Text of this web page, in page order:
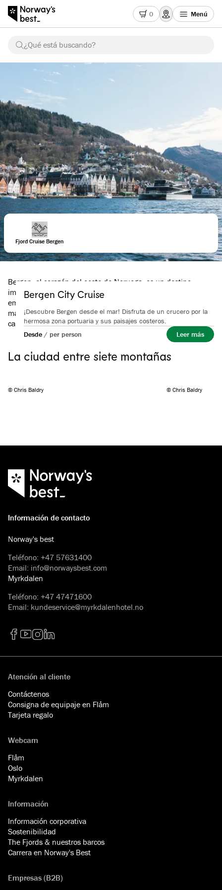
0 Menú
¿Qué está buscando?
Fjord Cruise Bergen
Bergen, el corazón del oeste de Noruega, es un destino
imprescindible cuando se viaja por el país. Con sus calles
empedradas, casas de madera coloridas, la brisa salada del
mar y un clima dramático, esta ciudad costera ofrece un
carácter y un encanto como ningún otro.
Bergen City Cruise
¡Descubre Bergen desde el mar! Disfruta de un crucero por la
hermosa zona portuaria y sus paisajes costeros.
Desde / per person Leer más
La ciudad entre siete montañas
© Chris Baldry © Chris Baldry
Información de contacto
Norway's best
Teléfono: +47 57631400
Email: info@norwaysbest.com
Myrkdalen
Teléfono: +47 47471600
Email: kundeservice@myrkdalenhotel.no
Atención al cliente
Contáctenos
Consigna de equipaje en Flåm
Tarjeta regalo
Webcam
Flåm
Oslo
Myrkdalen
Información
Información corporativa
Sostenibilidad
The Fjords & nuestros barcos
Carrera en Norway's Best
Empresas (B2B)